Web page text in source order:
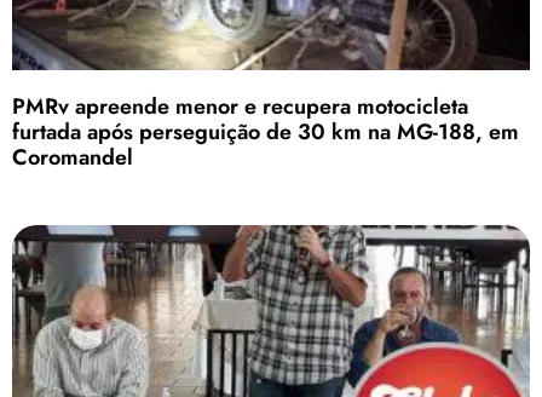
PMRv apreende menor e recupera motocicleta
furtada após perseguição de 30 km na MG-188, em
Coromandel